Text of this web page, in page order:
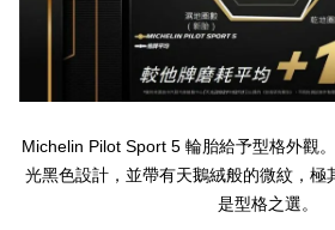
Michelin Pilot Sport 5 輪胎給予型格外觀。
光黑色設計，並帶有天鵝絨般的微紋，極
是型格之選。